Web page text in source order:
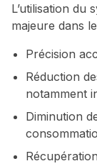
L’utilisation du
majeure dans
Précision
Réduction
notamment
Diminution